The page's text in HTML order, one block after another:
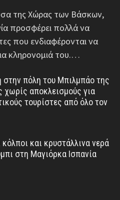
της Χώρας των Βάσκων,
προσφέρει πολλά να
που ενδιαφέρονται να
κληρονομιά του.…
στην πόλη του Μπιλμπάο της
χωρίς αποκλεισμούς για
τουρίστες από όλο τον
και κρυστάλλινα νερά
στη Μαγιόρκα Ισπανία